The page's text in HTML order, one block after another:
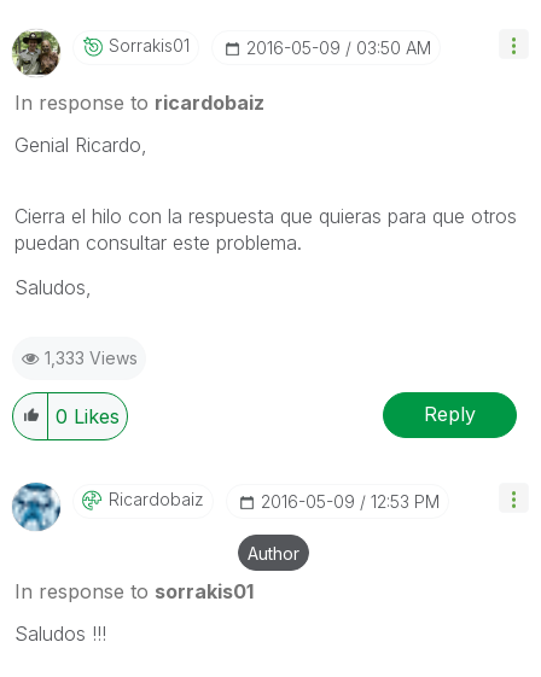
Sorrakis01 ‎2016-05-09 03:50 AM
In response to ricardobaiz
Genial Ricardo,
Cierra el hilo con la respuesta que quieras para que otros
puedan consultar este problema.
Saludos,
1,333 Views
0 Likes Reply
Ricardobaiz ‎2016-05-09 12:53 PM
Author
In response to sorrakis01
Saludos !!!